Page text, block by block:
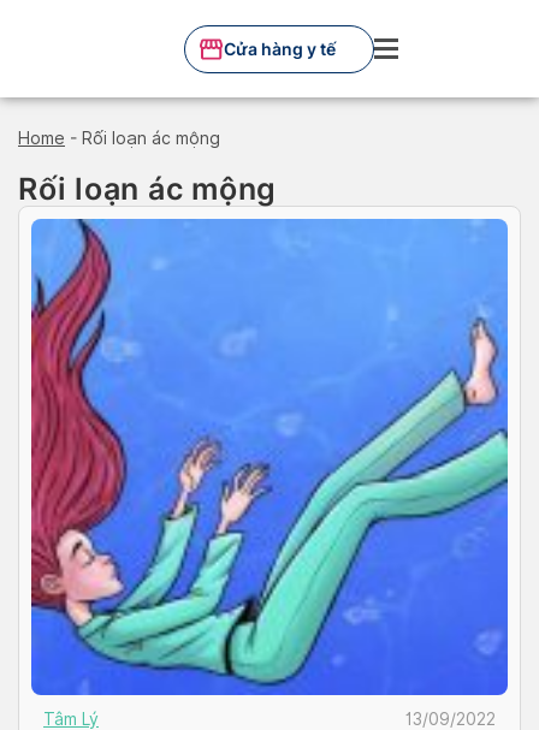
Cửa hàng y tế
Home - Rối loạn ác mộng
Rối loạn ác mộng
Tâm Lý 13/09/2022